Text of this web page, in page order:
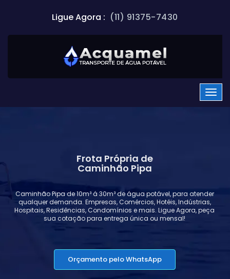
Ligue Agora : (11) 91375-7430
Frota Própria de
Caminhão Pipa
Caminhão Pipa de 10m³ á 30m³ de água potável, para atender
qualquer demanda. Empresas, Comércios, Hotéis, Indústrias,
Hospitais, Residências, Condomínios e mais. Ligue Agora, peça
sua cotação para entrega única ou mensal!
Orçamento pelo WhatsApp